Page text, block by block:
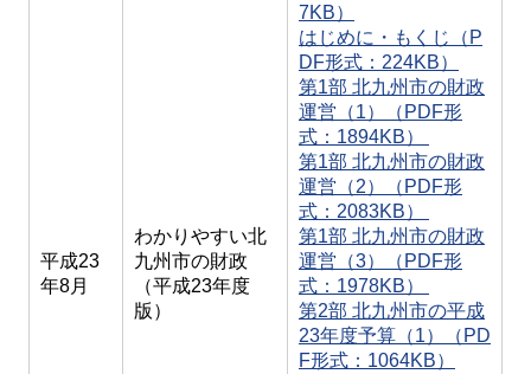
平成23
年8月
わかりやすい北
九州市の財政
（平成23年度
版）
7KB）
はじめに・もくじ（P
DF形式：224KB）
第1部 北九州市の財政
運営（1）（PDF形
式：1894KB）
第1部 北九州市の財政
運営（2）（PDF形
式：2083KB）
第1部 北九州市の財政
運営（3）（PDF形
式：1978KB）
第2部 北九州市の平成
23年度予算（1）（PD
F形式：1064KB）